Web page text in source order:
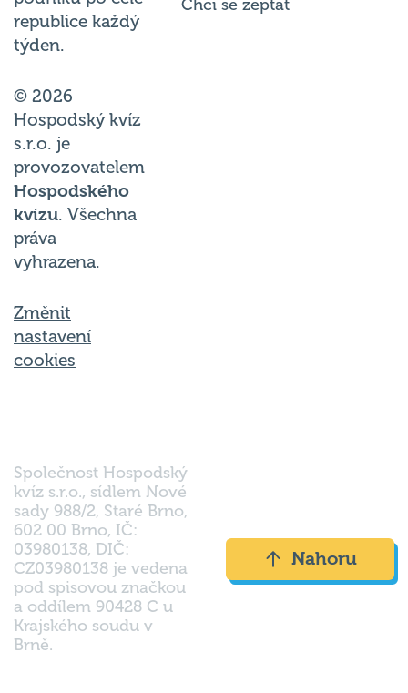
republice každý
týden.
© 2026
Hospodský kvíz
s.r.o. je
provozovatelem
Hospodského
kvízu. Všechna
práva
vyhrazena.
Změnit
nastavení
cookies
Chci se zeptat
Společnost Hospodský
kvíz s.r.o., sídlem Nové
sady 988/2, Staré Brno,
602 00 Brno, IČ:
03980138, DIČ:
CZ03980138 je vedena
pod spisovou značkou
a oddílem 90428 C u
Krajského soudu v
Brně.
Nahoru